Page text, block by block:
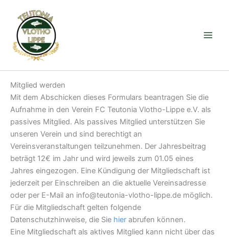
Inhalt
springen
Mitglied werden
Mit dem Abschicken dieses Formulars beantragen Sie die
Aufnahme in den Verein FC Teutonia Vlotho-Lippe e.V. als
passives Mitglied. Als passives Mitglied unterstützen Sie
unseren Verein und sind berechtigt an
Vereinsveranstaltungen teilzunehmen. Der Jahresbeitrag
beträgt 12€ im Jahr und wird jeweils zum 01.05 eines
Jahres eingezogen. Eine Kündigung der Mitgliedschaft ist
jederzeit per Einschreiben an die aktuelle Vereinsadresse
oder per E-Mail an info@teutonia-vlotho-lippe.de möglich.
Für die Mitgliedschaft gelten folgende
Datenschutzhinweise, die Sie hier abrufen können.
Eine Mitgliedschaft als aktives Mitglied kann nicht über das